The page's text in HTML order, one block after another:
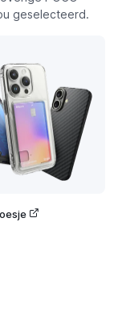
geselecteerd.